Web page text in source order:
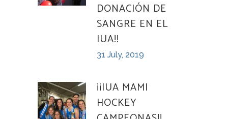
DONACIÓN DE
SANGRE EN EL
IUA!!
31 July, 2019
¡¡IUA MAMI
HOCKEY